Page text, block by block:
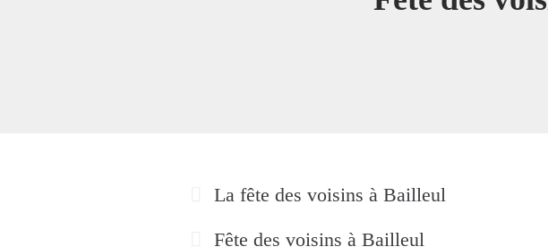
La fête des voisins à Bailleul
Fête des voisins à Bailleul